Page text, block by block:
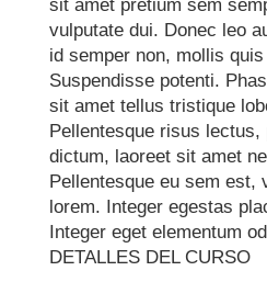
sit amet pretium sem
vulputate dui. Donec leo
id semper non, mollis quis
Suspendisse potenti.
sit amet tellus tristique
Pellentesque risus lectus,
dictum, laoreet sit amet
Pellentesque eu sem est,
lorem. Integer egestas
Integer eget elementum
DETALLES DEL CURSO